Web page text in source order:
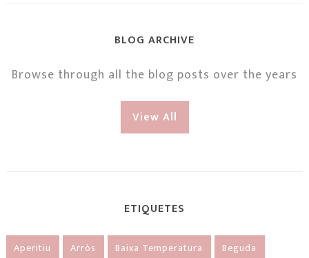
BLOG ARCHIVE
Browse through all the blog posts over the years
View All
ETIQUETES
Aperitiu Arròs Baixa Temperatura
Beguda